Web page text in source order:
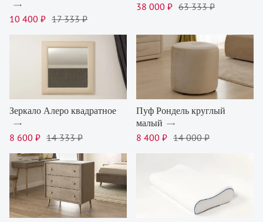
10 400 ₽ 17 333 ₽
38 000 ₽ 63 333 ₽
Зеркало Алеро квадратное
8 600 ₽ 14 333 ₽
Пуф Рондель круглый
малый
8 400 ₽ 14 000 ₽